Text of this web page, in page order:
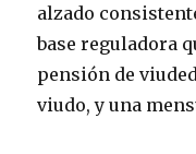
alzado
base reguladora
pensión de
viudo, y una